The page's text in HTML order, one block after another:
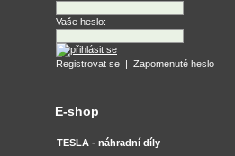
Vaše heslo:
Registrovat se | Zapomenuté heslo
E-shop
TESLA - náhradní díly